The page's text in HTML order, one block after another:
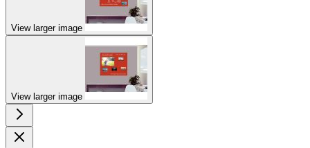
View larger image
View larger image